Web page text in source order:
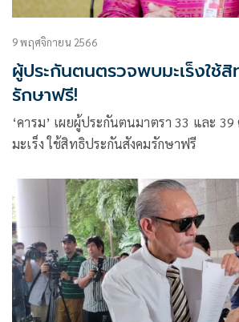
9 พฤศจิกายน 2566
ผู้ประกันตนตรวจพบมะเร็งใช้
รักษาฟรี!
‘คารม’ เผยผู้ประกันตนมาตรา 33 และ
มะเร็ง ใช้สิทธิประกันสังคมรักษาฟรี